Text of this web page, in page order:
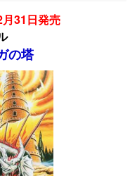
31日発売
の塔